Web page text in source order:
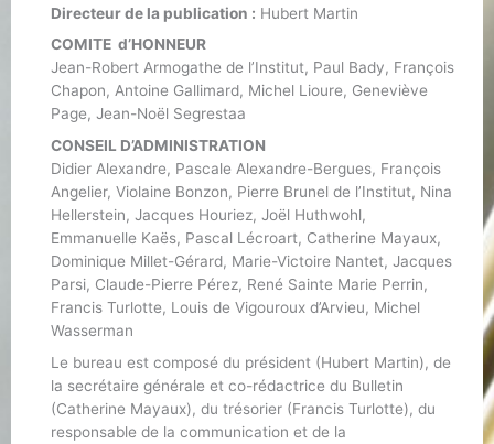
Directeur de la publication : Hubert Martin
COMITE d’HONNEUR
Jean-Robert Armogathe de l’Institut, Paul Bady, François
Chapon, Antoine Gallimard, Michel Lioure, Geneviève
Page, Jean-Noël Segrestaa
CONSEIL D’ADMINISTRATION
Didier Alexandre, Pascale Alexandre-Bergues, François
Angelier, Violaine Bonzon, Pierre Brunel de l’Institut, Nina
Hellerstein, Jacques Houriez, Joël Huthwohl,
Emmanuelle Kaës, Pascal Lécroart, Catherine Mayaux,
Dominique Millet-Gérard, Marie-Victoire Nantet, Jacques
Parsi, Claude-Pierre Pérez, René Sainte Marie Perrin,
Francis Turlotte, Louis de Vigouroux d’Arvieu, Michel
Wasserman
Le bureau est composé du président (Hubert Martin), de
la secrétaire générale et co-rédactrice du Bulletin
(Catherine Mayaux), du trésorier (Francis Turlotte), du
responsable de la communication et de la